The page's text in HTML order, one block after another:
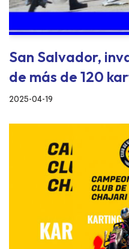
San Salvador,
de más de 120
2025-04-19